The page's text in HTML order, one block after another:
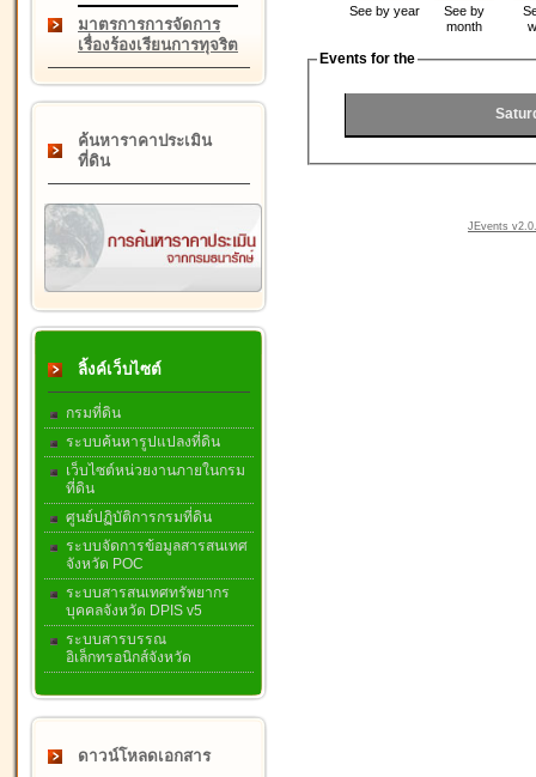
มาตรการการจัดการ
เรื่องร้องเรียนการทุจริต
ค้นหาราคาประเมิน
ที่ดิน
ลิ้งค์เว็บไซต์
กรมที่ดิน
ระบบค้นหารูปแปลงที่ดิน
เว็บไซต์หน่วยงานภายในกรม
ที่ดิน
ศูนย์ปฏิบัติการกรมที่ดิน
ระบบจัดการข้อมูลสารสนเทศ
จังหวัด POC
ระบบสารสนเทศทรัพยากร
บุคคลจังหวัด DPIS v5
ระบบสารบรรณ
อิเล็กทรอนิกส์จังหวัด
ดาวน์โหลดเอกสาร
See by year
See by
month
Events for the
JEvents